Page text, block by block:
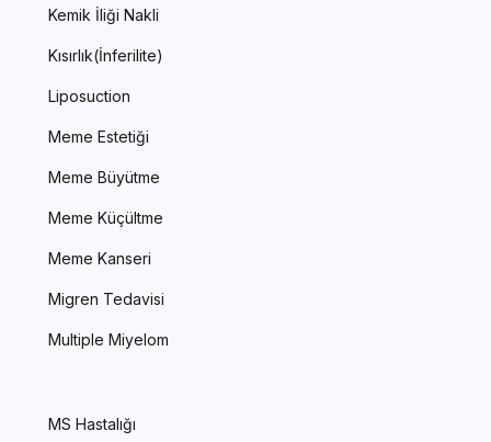
Kemik İliği Nakli
Kısırlık(İnferilite)
Liposuction
Meme Estetiği
Meme Büyütme
Meme Küçültme
Meme Kanseri
Migren Tedavisi
Multiple Miyelom
MS Hastalığı